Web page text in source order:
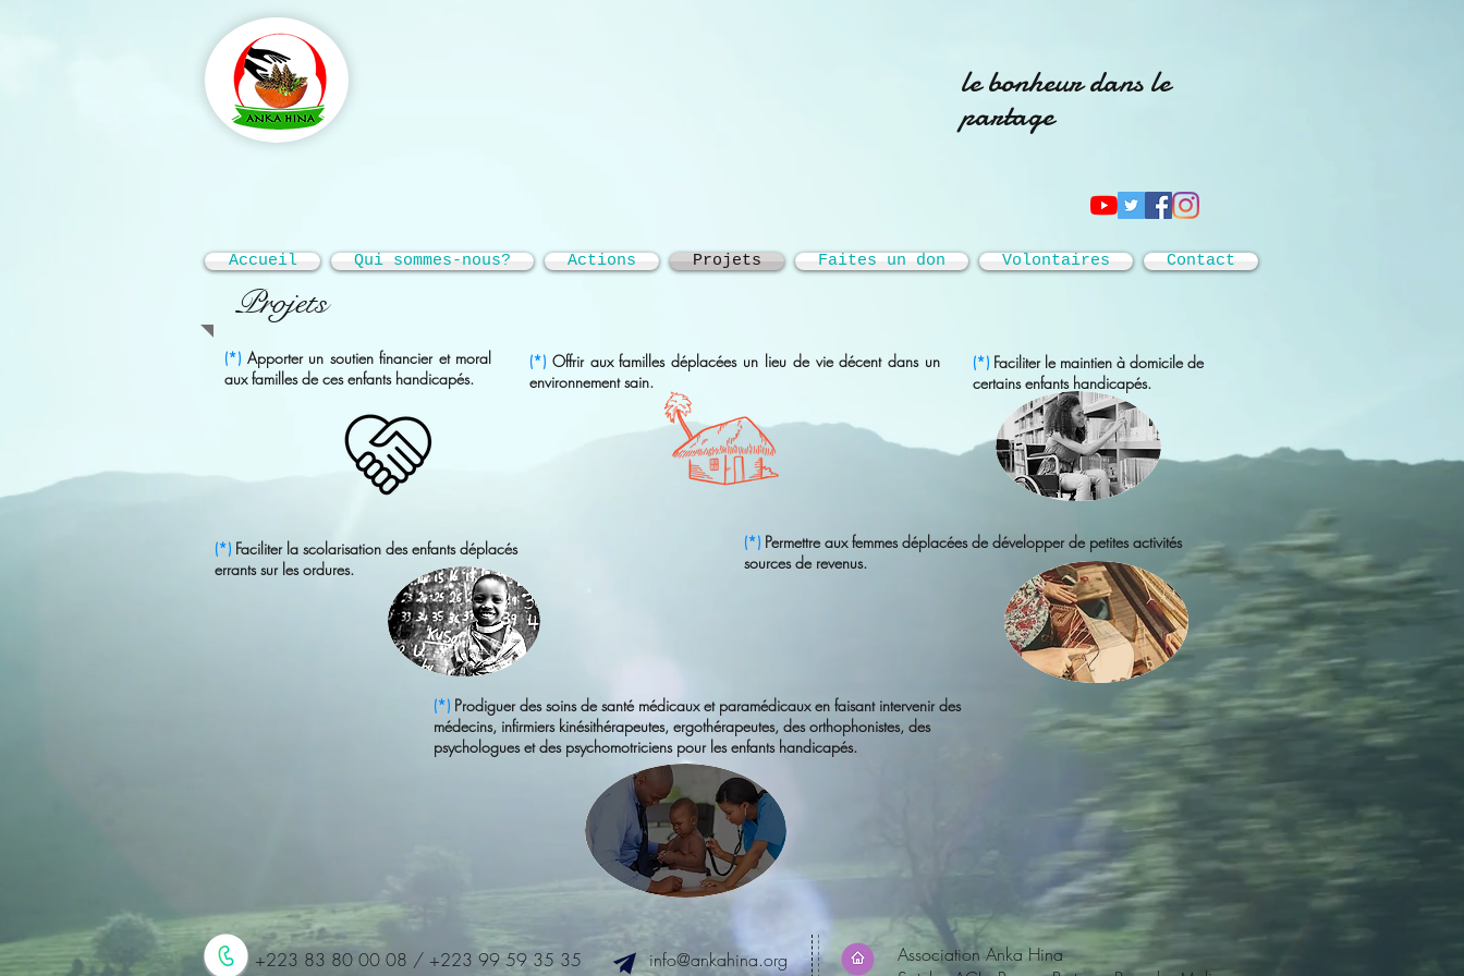
le bonheur dans le
partage
Accueil Qui sommes-nous? Actions Projets Faites un don Volontaires Contact
Projets
(*) Apporter un soutien financier et moral
aux familles de ces enfants handicapés.
(*) Offrir aux familles déplacées un lieu de viedécent dans un
environnement sain.
(*) Faciliter le maintien à domicile de
certains enfants handicapés.
(*) Faciliter la scolarisation des enfants déplacés
errants sur les ordures.
(*) Permettre aux femmes déplacées de développer de petites activités
sources de revenus.
(*) Prodiguer des soins de santé médicaux et paramédicaux en faisant intervenir des
médecins, infirmiers kinésithérapeutes, ergothérapeutes, des orthophonistes, des
psychologues et des psychomotriciens pour les enfants handicapés.
+223 83 80 00 08 / +223 99 59 35 35 ​info@ankahina.org
Association Anka Hina